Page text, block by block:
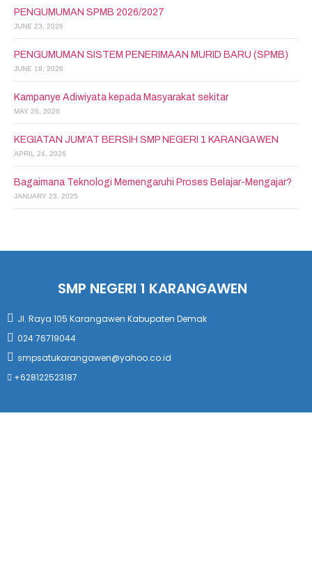
PENGUMUMAN SPMB 2026/2027
JUNE 23, 2026
PENGUMUMAN SISTEM PENERIMAAN MURID BARU (SPMB)
JUNE 18, 2026
Kampanye Adiwiyata kepada Masyarakat sekitar
MAY 26, 2026
KEGIATAN JUM'AT BERSIH SMP NEGERI 1 KARANGAWEN
APRIL 24, 2026
Bagaimana Teknologi Memengaruhi Proses Belajar-Mengajar?
JANUARY 23, 2025
SMP NEGERI 1 KARANGAWEN
Jl. Raya 105 Karangawen Kabupaten Demak
024 76719044
smpsatukarangawen@yahoo.co.id
+628122523187